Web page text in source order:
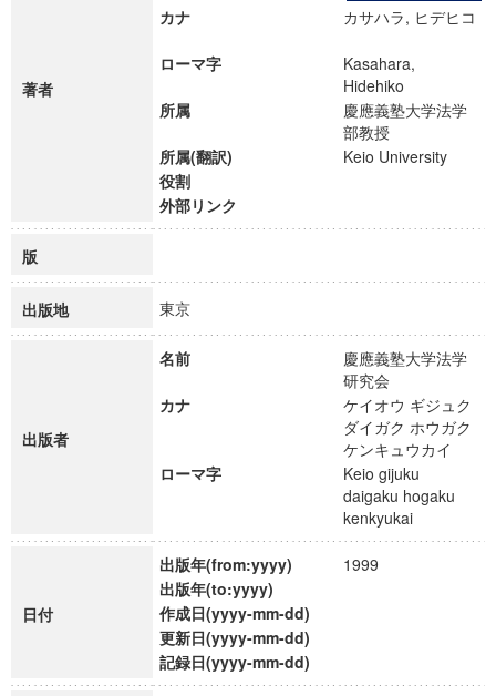
著者
カナ カサハラ, ヒデヒコ
ローマ字
Kasahara,
Hidehiko
所属
慶應義塾大学法学
部教授
所属(翻訳)
Keio University
役割
外部リンク
版
出版地 東京
出版者
名前
慶應義塾大学法学
研究会
カナ
ケイオウ ギジュク
ダイガク ホウガク
ケンキュウカイ
ローマ字
Keio gijuku
daigaku hogaku
kenkyukai
日付
出版年(from:yyyy)
1999
出版年(to:yyyy)
作成日(yyyy-mm-dd)
更新日(yyyy-mm-dd)
記録日(yyyy-mm-dd)